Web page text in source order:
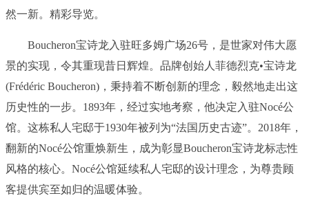
然一新。精彩导览。
Boucheron宝诗龙入驻旺多姆广场26号，是世家对伟大愿
景的实现，令其重现昔日辉煌。品牌创始人菲德烈克•宝诗龙
(Frédéric Boucheron)，秉持着不断创新的理念，毅然地走出这
历史性的一步。1893年，经过实地考察，他决定入驻Nocé公
馆。这栋私人宅邸于1930年被列为“法国历史古迹”。2018年，
翻新的Nocé公馆重焕新生，成为彰显Boucheron宝诗龙标志性
风格的核心。Nocé公馆延续私人宅邸的设计理念，为尊贵顾
客提供宾至如归的温暖体验。